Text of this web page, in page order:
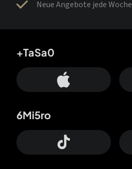
Neue Angebote jede Woche
+TaSa0
6Mi5ro